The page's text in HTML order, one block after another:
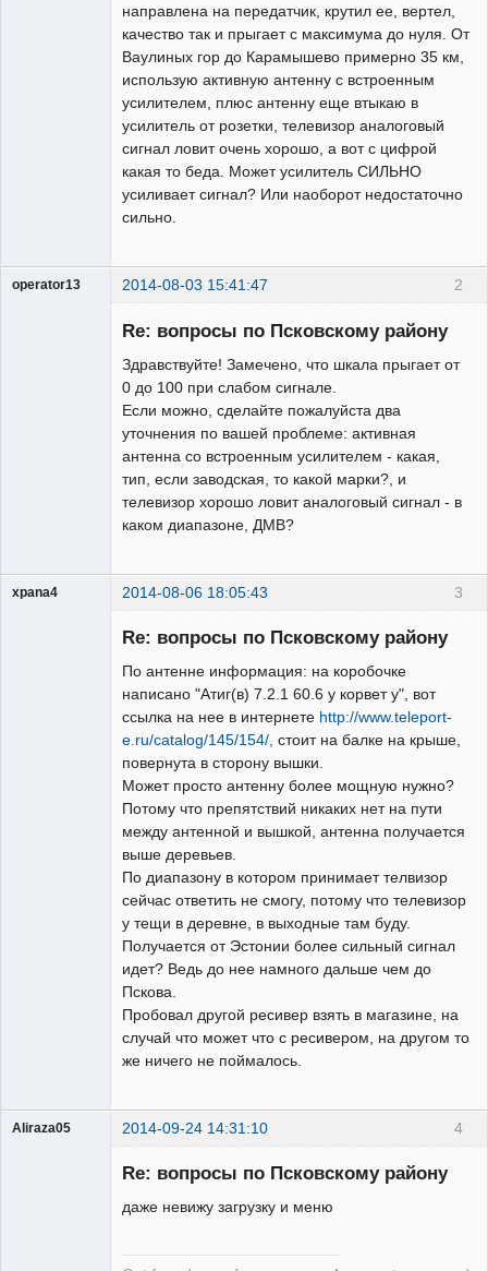
направлена на передатчик, крутил ее, вертел,
качество так и прыгает с максимума до нуля. От
Ваулиных гор до Карамышево примерно 35 км,
использую активную антенну с встроенным
усилителем, плюс антенну еще втыкаю в
усилитель от розетки, телевизор аналоговый
сигнал ловит очень хорошо, а вот с цифрой
какая то беда. Может усилитель СИЛЬНО
усиливает сигнал? Или наоборот недостаточно
сильно.
2
operator13 2014-08-03 15:41:47
Re: вопросы по Псковскому району
Здравствуйте! Замечено, что шкала прыгает от
0 до 100 при слабом сигнале.
Если можно, сделайте пожалуйста два
уточнения по вашей проблеме: активная
антенна со встроенным усилителем - какая,
тип, если заводская, то какой марки?, и
телевизор хорошо ловит аналоговый сигнал - в
каком диапазоне, ДМВ?
3
xpana4 2014-08-06 18:05:43
Re: вопросы по Псковскому району
По антенне информация: на коробочке
написано "Атиг(в) 7.2.1 60.6 у корвет у", вот
ссылка на нее в интернете http://www.teleport-
e.ru/catalog/145/154/, стоит на балке на крыше,
повернута в сторону вышки.
Может просто антенну более мощную нужно?
Потому что препятствий никаких нет на пути
между антенной и вышкой, антенна получается
выше деревьев.
По диапазону в котором принимает телвизор
сейчас ответить не смогу, потому что телевизор
у тещи в деревне, в выходные там буду.
Получается от Эстонии более сильный сигнал
идет? Ведь до нее намного дальше чем до
Пскова.
Пробовал другой ресивер взять в магазине, на
случай что может что с ресивером, на другом то
же ничего не поймалось.
4
Aliraza05 2014-09-24 14:31:10
Re: вопросы по Псковскому району
даже невижу загрузку и меню